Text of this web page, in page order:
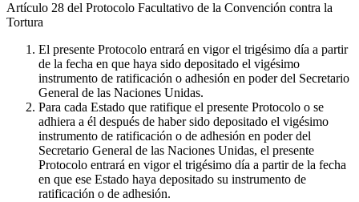
Artículo 28 del Protocolo Facultativo de la Convención contra la
Tortura
El presente Protocolo entrará en vigor el trigésimo día a partir
de la fecha en que haya sido depositado el vigésimo
instrumento de ratificación o adhesión en poder del Secretario
General de las Naciones Unidas.
Para cada Estado que ratifique el presente Protocolo o se
adhiera a él después de haber sido depositado el vigésimo
instrumento de ratificación o de adhesión en poder del
Secretario General de las Naciones Unidas, el presente
Protocolo entrará en vigor el trigésimo día a partir de la fecha
en que ese Estado haya depositado su instrumento de
ratificación o de adhesión.